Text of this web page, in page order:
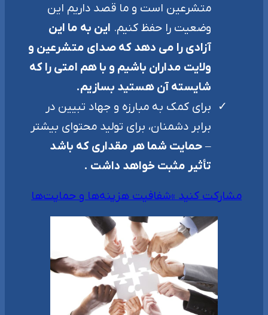
متشرعین است و ما قصد داریم این
وضعیت را حفظ کنیم. این به ما این
آزادی را می دهد که صدای متشرعین و
ولایت مداران باشیم و با هم امتی را که
شایسته آن هستید بسازیم.
برای کمک به مبارزه و جهاد تبیین در
برابر دشمنان، برای تولید محتوای بیشتر
–حمایت شما هر مقداری که باشد
تأثیر مثبت خواهد داشت .
مشارکت کنید »شفافیت هزینه‌ها و حمایت‌ها